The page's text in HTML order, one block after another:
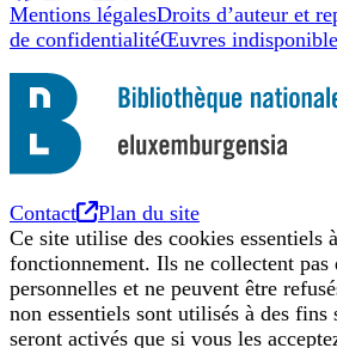
Mentions légalesDroits d’auteur et
de confidentialitéŒuvres
Contact Nouvel onglet
Plan du site
Ce site utilise des cookies essentiels
fonctionnement. Ils ne collectent pas
personnelles et ne peuvent être
non essentiels sont utilisés à des fins
seront activés que si vous les